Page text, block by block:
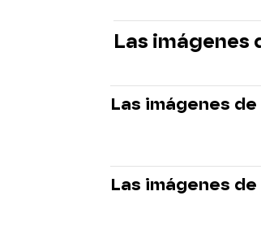
Las imágenes
Las imágenes
Las imágenes